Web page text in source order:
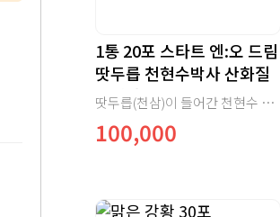
1통 20포 스타트 엔:오 드림
땃두릅 천현수박사 산화질
소대사체
땃두릅(천삼)이 들어간 천현수 박사의 산화질소대사체입니다.
100,000